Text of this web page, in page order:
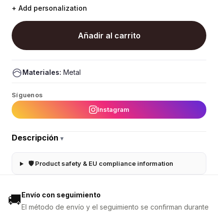
+ Add personalization
Añadir al carrito
Materiales: Metal
Síguenos
Instagram
Descripción ▾
🛡 Product safety & EU compliance information
🚚Envío con seguimiento
El método de envío y el seguimiento se confirman durante